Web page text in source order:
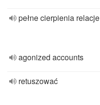
pełne cierpienia relacje
agonized accounts
retuszować